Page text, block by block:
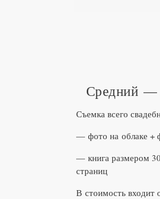
Средний —
Съемка всего
— фото на облаке +
— книга размером
страниц
В стоимость входит